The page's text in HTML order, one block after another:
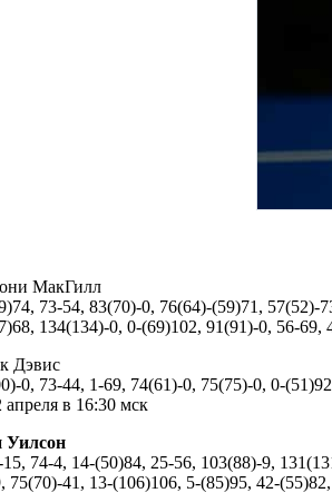
МакГилл
73-54, 83(70)-0, 76(64)-(59)71, 57(52)-
134(134)-0, 0-(69)102, 91(91)-0, 56-69,
Дэвис
0, 73-44, 1-69, 74(61)-0, 75(75)-0, 0-
апреля в 16:30 мск
Уилсон
74-4, 14-(50)84, 25-56, 103(88)-9,
75(70)-41, 13-(106)106, 5-(85)95, 42-